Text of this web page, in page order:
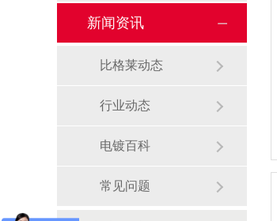
新闻资讯
比格莱动态
行业动态
电镀百科
常见问题